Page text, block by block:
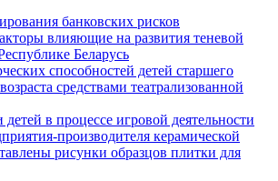
банковских рисков
влияющие на развития теневой
Беларусь
способностей детей старшего
средствами театрализованной
детей в процессе игровой деятельности
производителя керамической
рисунки образцов плитки для